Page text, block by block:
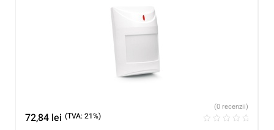
72,84 lei (TVA: 21%)
(0 recenzii)